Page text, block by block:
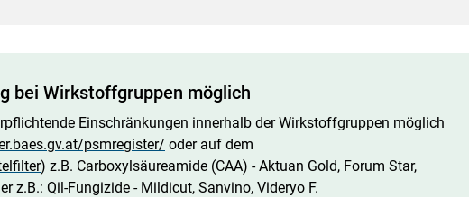
bei Wirkstoffgruppen möglich
Einschränkungen innerhalb der Wirkstoffgruppen möglich
psmregister/ oder auf dem
) z.B. Carboxylsäureamide (CAA) - Aktuan Gold, Forum Star,
z.B.: Qil-Fungizide - Mildicut, Sanvino, Videryo F.